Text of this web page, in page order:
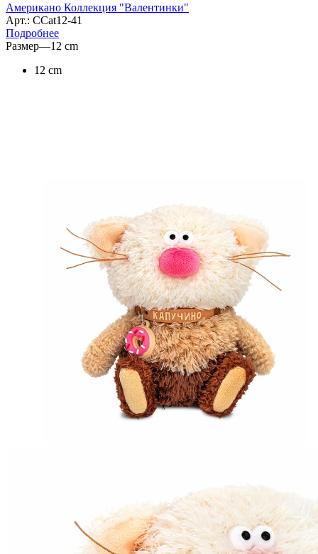
Американо Коллекция "Валентинки"
Арт.: CCat12-41
Подробнее
Размер—12 cm
12 cm